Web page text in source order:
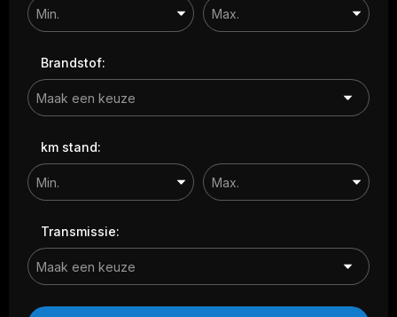
Brandstof:
km stand:
Transmissie: